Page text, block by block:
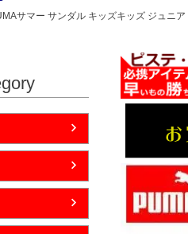
サマー サンダル キッズキッズ ジュニ